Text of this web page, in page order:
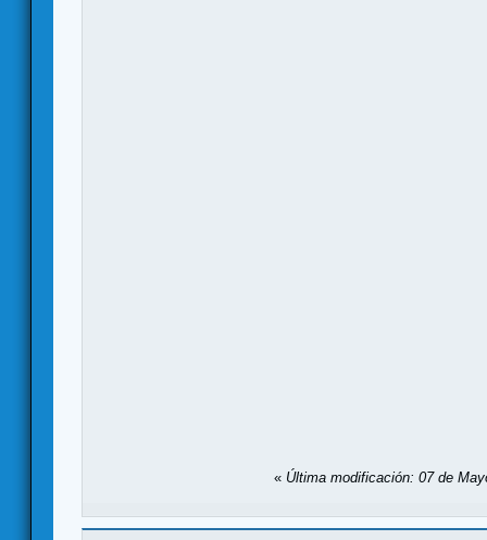
« Última modificación: 07 de